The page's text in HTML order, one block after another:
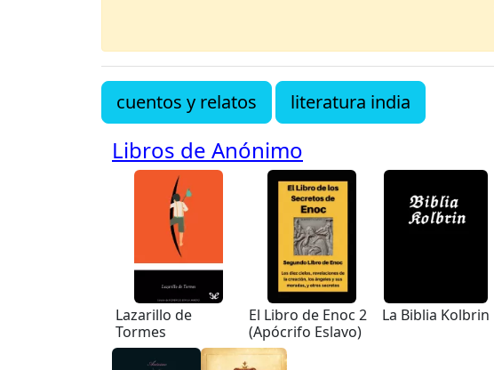
cuentos y relatos literatura india
Libros de Anónimo
Lazarillo de
Tormes
El Libro de Enoc 2
(Apócrifo Eslavo)
La Biblia Kolbrin